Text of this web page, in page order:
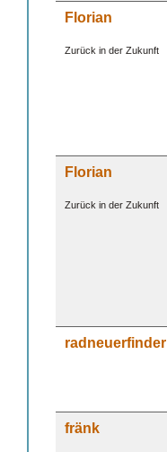
Florian
Zurück in der Zukunft
Florian
Zurück in der Zukunft
radneuerfinder
fränk